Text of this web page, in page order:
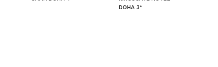
DOHA 3*